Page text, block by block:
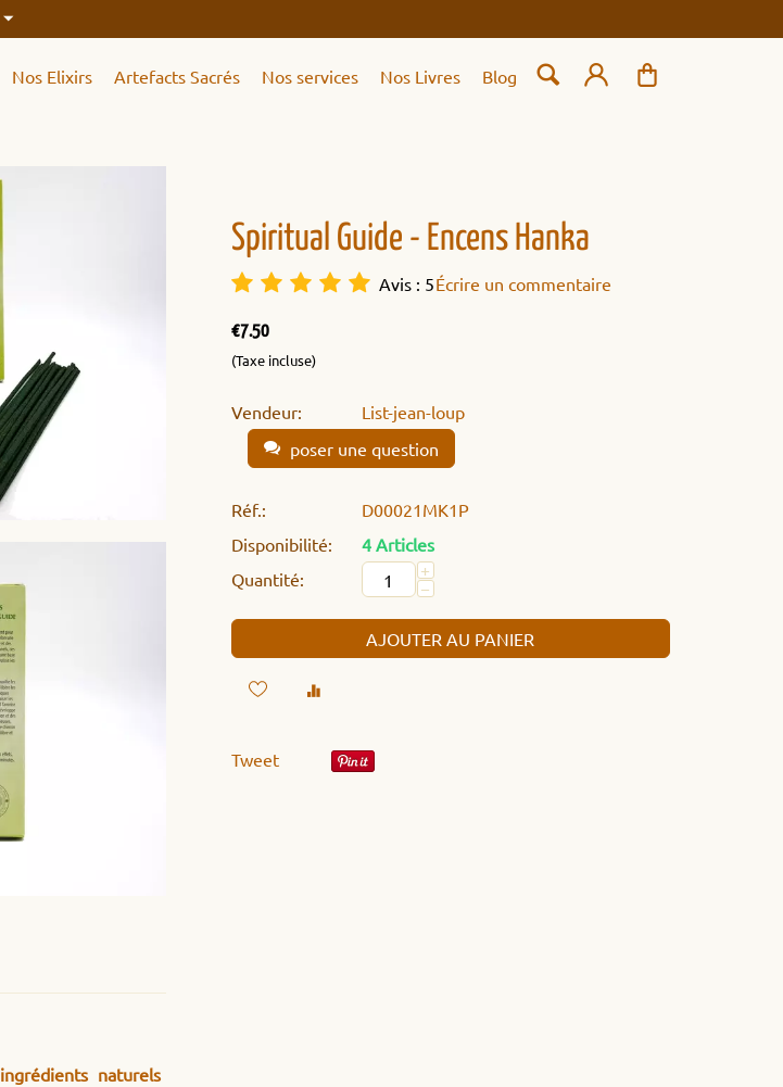
Nos Elixirs Artefacts Sacrés Nos services Nos Livres Blog
ingrédients naturels
Spiritual Guide - Encens Hanka
Avis : 5Écrire un commentaire
€7.50
(Taxe incluse)
Vendeur:
List-jean-loup
poser une question
Réf.:
D00021MK1P
Disponibilité:
4 Articles
Quantité:
+
−
AJOUTER AU PANIER
Tweet